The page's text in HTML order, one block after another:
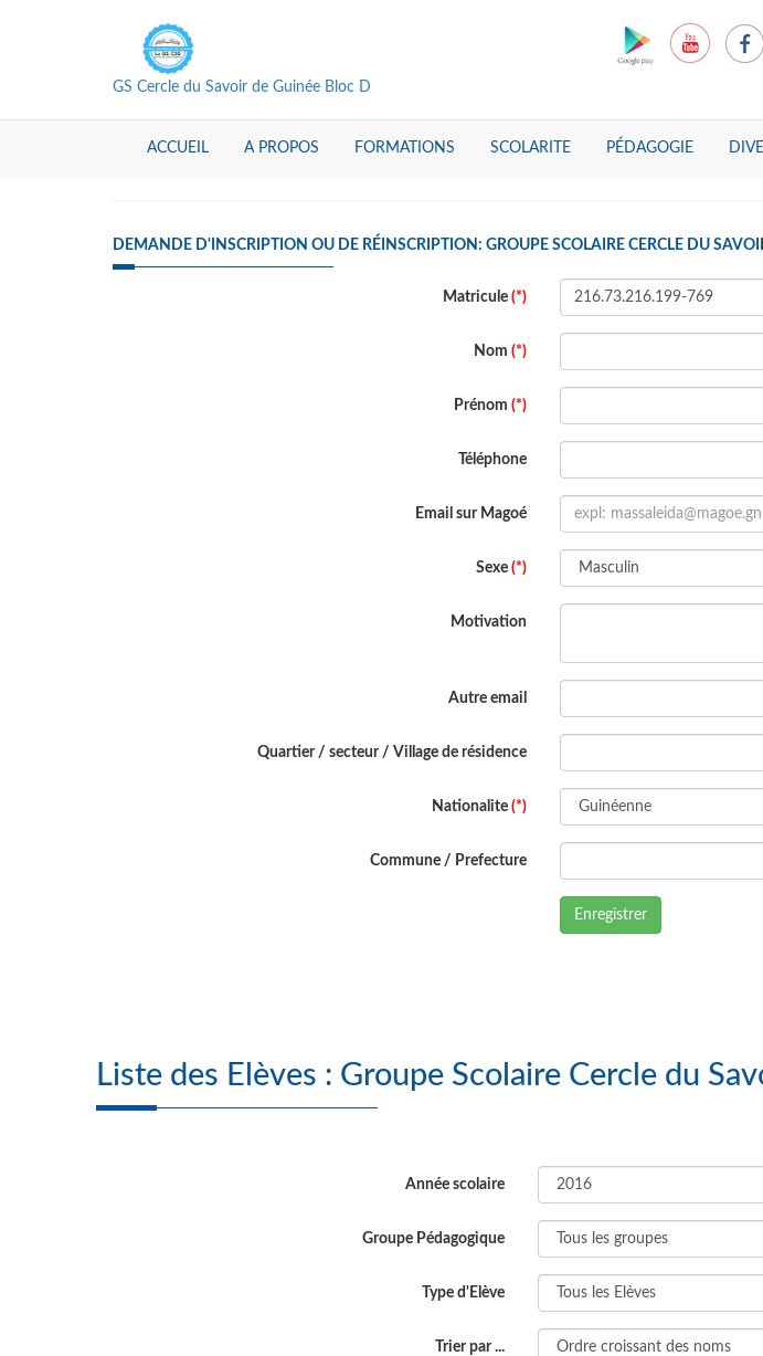
GS Cercle du Savoir de Guinée Bloc D
ACCUEIL A PROPOS FORMATIONS SCOLARITE PÉDAGOGIE
DEMANDE D'INSCRIPTION OU DE RÉINSCRIPTION: GROUPE SCOLAIRE CERCLE DU
Matricule (*)
Nom (*)
Prénom (*)
Téléphone
Email sur Magoé
Sexe (*)
Motivation
Autre email
Quartier / secteur / Village de résidence
Nationalite (*)
Commune / Prefecture
Enregistrer
Année scolaire
Groupe Pédagogique
Type d'Elève
Trier par ...